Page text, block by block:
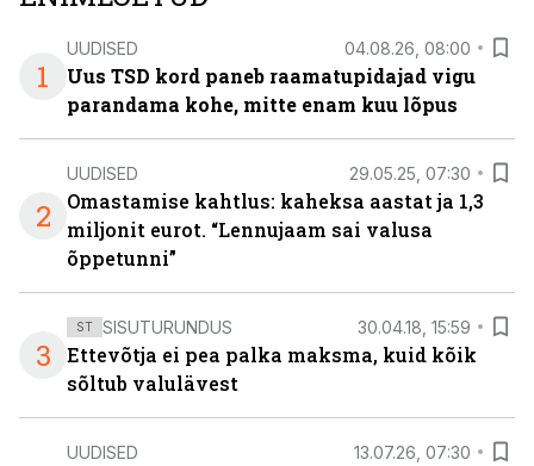
1
UUDISED 04.08.26, 08:00
Uus TSD kord paneb raamatupidajad vigu
parandama kohe, mitte enam kuu lõpus
2
UUDISED 29.05.25, 07:30
Omastamise kahtlus: kaheksa aastat ja 1,3
miljonit eurot. “Lennujaam sai valusa
õppetunni”
3
ST SISUTURUNDUS 30.04.18, 15:59
Ettevõtja ei pea palka maksma, kuid kõik
sõltub valulävest
UUDISED 13.07.26, 07:30